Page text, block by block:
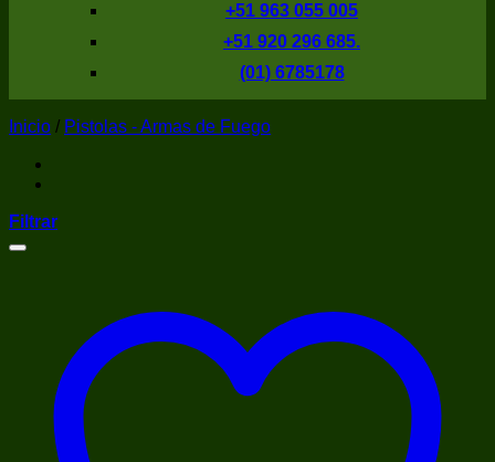
+51 963 055 005
+51 920 296 685.
(01) 6785178
Inicio / Pistolas - Armas de Fuego
Filtrar